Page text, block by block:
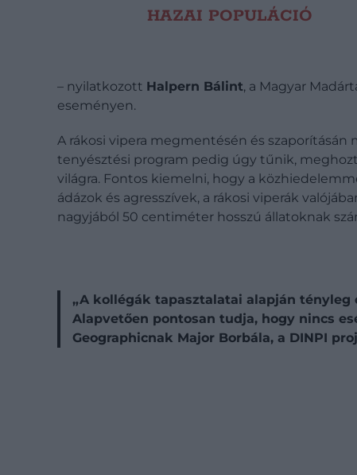
HAZAI POPULÁCIÓ
– nyilatkozott Halpern Bálint, a Magyar
eseményen.
A rákosi vipera megmentésén és
tenyésztési program pedig úgy tűnik,
világra. Fontos kiemelni, hogy a
ádázok és agresszívek, a rákosi viperák
nagyjából 50 centiméter hosszú állatoknak
„A kollégák tapasztalatai alapján tényleg
Alapvetően pontosan tudja, hogy nincs
Geographicnak Major Borbála, a DINPI